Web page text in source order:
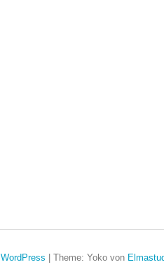
WordPress Theme: Yoko von